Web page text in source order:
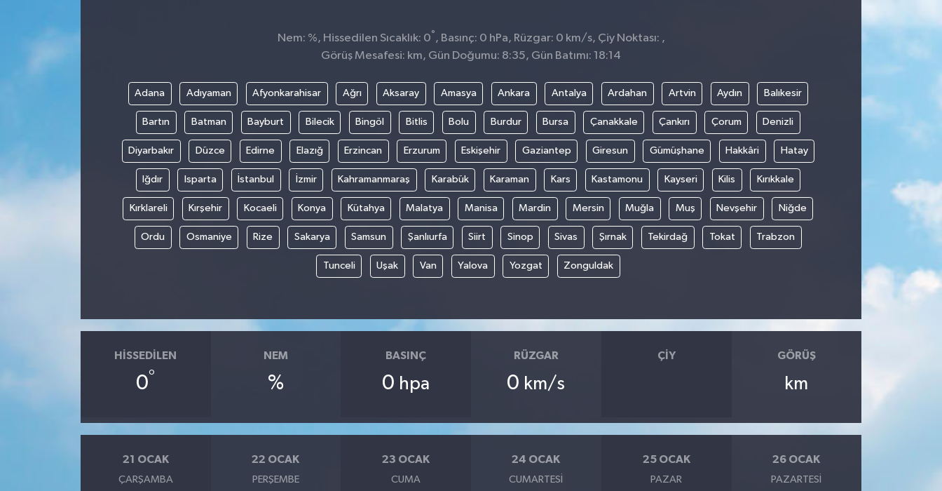
Nem: %, Hissedilen Sıcaklık: 0° , Basınç: 0 hPa, Rüzgar: 0 km/s, Çiy Noktası: ,
Görüş Mesafesi: km, Gün Doğumu: 8:35, Gün Batımı: 18:14
Adana Adıyaman Afyonkarahisar Ağrı Aksaray Amasya Ankara Antalya Ardahan Artvin Aydın Balıkesir
Bartın Batman Bayburt Bilecik Bingöl Bitlis Bolu Burdur Bursa Çanakkale Çankırı Çorum Denizli
Diyarbakır Düzce Edirne Elazığ Erzincan Erzurum Eskişehir Gaziantep Giresun Gümüşhane Hakkâri Hatay
Iğdır Isparta İstanbul İzmir Kahramanmaraş Karabük Karaman Kars Kastamonu Kayseri Kilis Kırıkkale
Kırklareli Kırşehir Kocaeli Konya Kütahya Malatya Manisa Mardin Mersin Muğla Muş Nevşehir Niğde
Ordu Osmaniye Rize Sakarya Samsun Şanlıurfa Siirt Sinop Sivas Şırnak Tekirdağ Tokat Trabzon
Tunceli Uşak Van Yalova Yozgat Zonguldak
HISSEDILEN
0°
NEM
%
BASINÇ
0 hpa
RÜZGAR
0 km/s
ÇIY GÖRÜŞ
km
21 OCAK
ÇARŞAMBA
22 OCAK
PERŞEMBE
23 OCAK
CUMA
24 OCAK
CUMARTESI
25 OCAK
PAZAR
26 OCAK
PAZARTESI
PROJELER İNGİLİZCE
YEREL MEDYA RAPORU